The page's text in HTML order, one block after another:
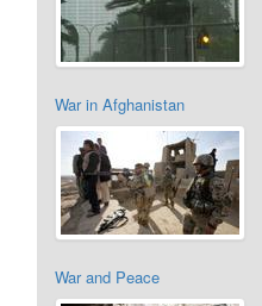
War in Afghanistan
War and Peace